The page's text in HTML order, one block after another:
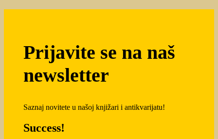
Prijavite se na naš
newsletter
Saznaj novitete u našoj knjižari i antikvarijatu!
Success!